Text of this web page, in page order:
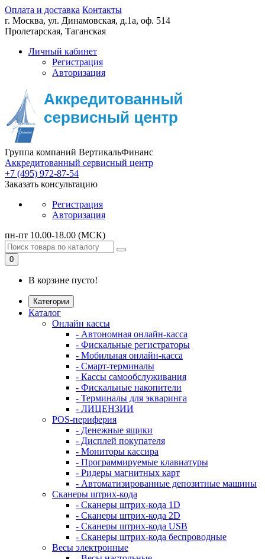
Оплата и доставка Контакты
г. Москва, ул. Динамовская, д.1а, оф. 514
Пролетарская, Таганская
Личный кабинет
Регистрация
Авторизация
Группа компаний ВертикальФинанс
Аккредитованный сервисный центр
+7 (495) 972-87-54
Заказать консультацию
Регистрация
Авторизация
пн-пт 10.00-18.00 (МСК)
0
В корзине пусто!
Категории
Каталог
Онлайн кассы
- Автономная онлайн-касса
- Фискальные регистраторы
- Мобильная онлайн-касса
- Смарт-терминалы
- Кассы самообслуживания
- Фискальные накопители
- Терминалы для экваринга
- ЛИЦЕНЗИИ
POS-периферия
- Денежные ящики
- Дисплей покупателя
- Мониторы кассира
- Программируемые клавиатуры
- Ридеры магнитных карт
- Автоматизированные депозитные машины
Сканеры штрих-кода
- Сканеры штрих-кода 1D
- Сканеры штрих-кода 2D
- Сканеры штрих-кода USB
- Сканеры штрих-кода беспроводные
Весы электронные